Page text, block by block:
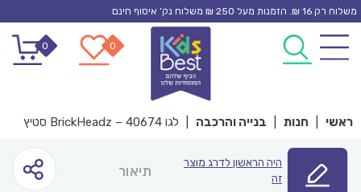
Skip
content
משלוח רק 16 ₪. הזמנות מעל 250 ₪ משלוח נק’ איסוף חינם
0
0
ראשי חנות בנייה והרכבה לגו 40674 – BrickHeadz סטיץ
היה הראשון לדרג מוצר
זה
תיאור